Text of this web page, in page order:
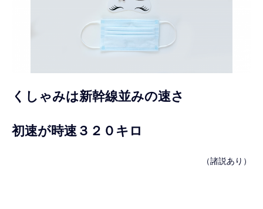
くしゃみは新幹線並みの速さ
初速が時速３２０キロ
（諸説あり）